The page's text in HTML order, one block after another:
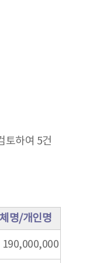
토하여 5건
명/개인명
190,000,000